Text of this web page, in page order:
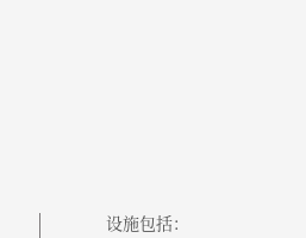
设施包括：